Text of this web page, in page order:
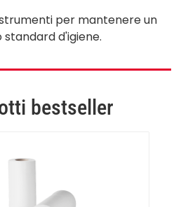
per mantenere un
d'igiene.
bestseller